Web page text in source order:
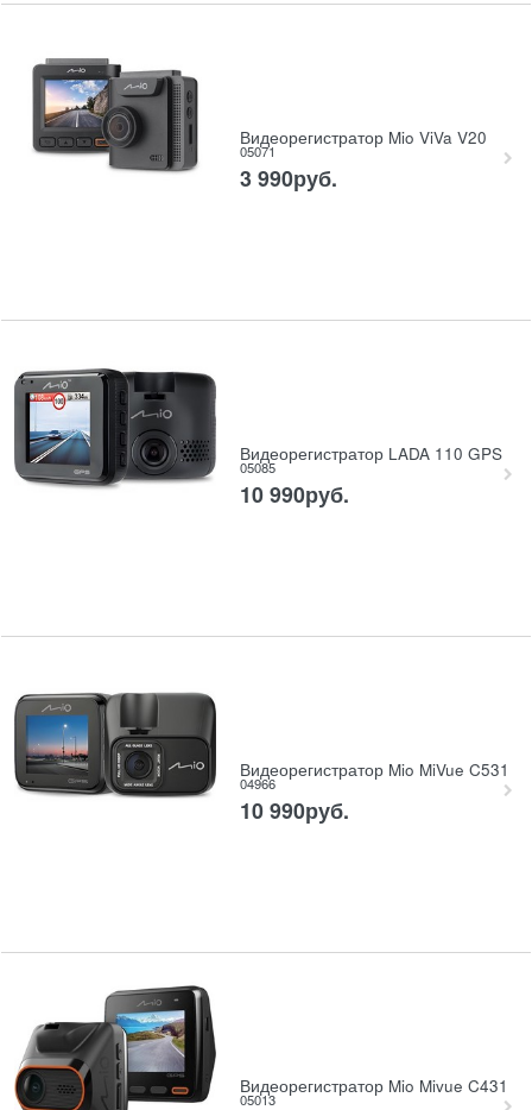
Видеорегистратор Mio ViVa V20
05071
3 990руб.
Видеорегистратор LADA 110 GPS
05085
10 990руб.
Видеорегистратор Mio MiVue C531
04966
10 990руб.
Видеорегистратор Mio Mivue C431
05013